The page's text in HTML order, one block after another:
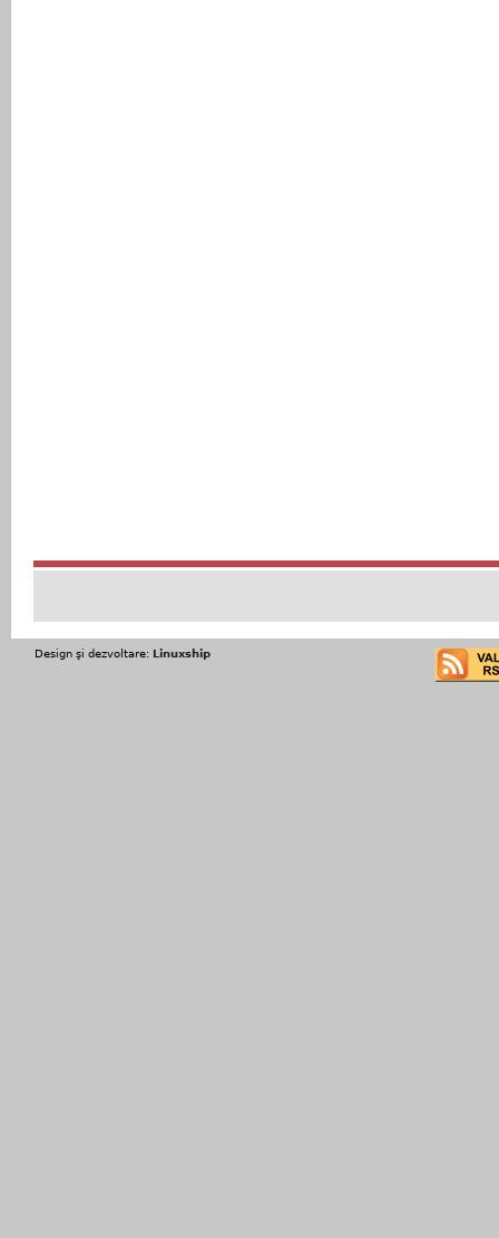
Design şi dezvoltare: Linuxship